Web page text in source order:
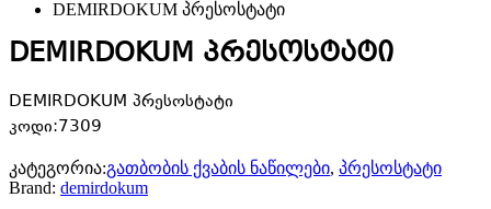
DEMIRDOKUM პრესოსტატი
DEMIRDOKUM პრესოსტატი
DEMIRDOKUM პრესოსტატი
კოდი:7309
კატეგორია:გათბობის ქვაბის ნაწილები, პრესოსტატი
Brand: demirdokum